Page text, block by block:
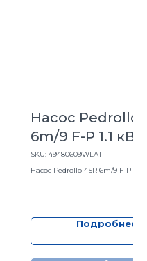
Насос Pedrollo
6m/9 F-P 1.1 кВт
SKU: 49480609WLA1
Насос Pedrollo 4SR 6m/9 F-P 1.1
Подробнее